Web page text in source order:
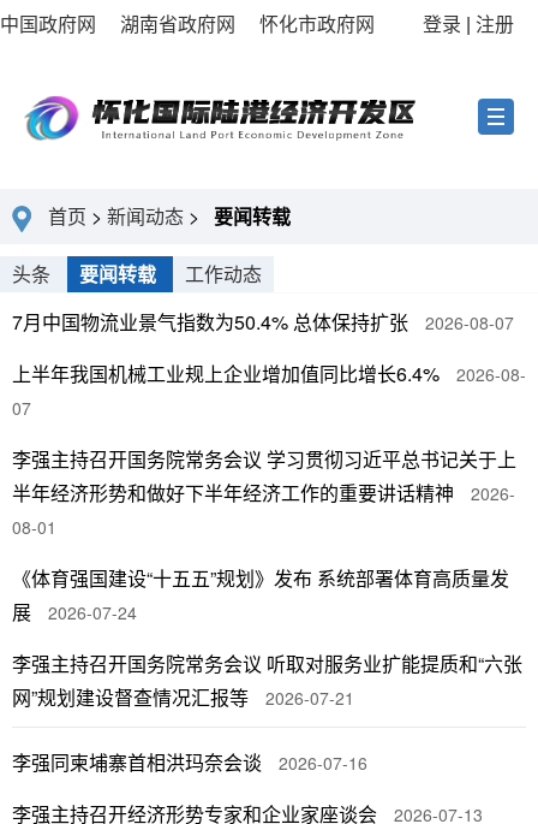
中国政府网 湖南省政府网 怀化市政府网 登录 | 注册
首页 > 新闻动态 > 要闻转载
头条 要闻转载
工作动态
7月中国物流业景气指数为50.4% 总体保持扩张
2026-08-07
上半年我国机械工业规上企业增加值同比增长6.4%
2026-08-
07
李强主持召开国务院常务会议 学习贯彻习近平总书记关于上
半年经济形势和做好下半年经济工作的重要讲话精神
2026-
08-01
《体育强国建设“十五五”规划》发布 系统部署体育高质量发
展
2026-07-24
李强主持召开国务院常务会议 听取对服务业扩能提质和“六张
网”规划建设督查情况汇报等
2026-07-21
李强同柬埔寨首相洪玛奈会谈 2026-07-16
李强主持召开经济形势专家和企业家座谈会 2026-07-13